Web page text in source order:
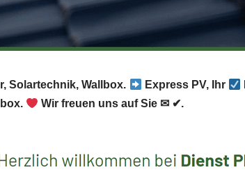
Solartechnik, Wallbox. Express PV, Ihr
Wir freuen uns auf Sie ✉ ✔.